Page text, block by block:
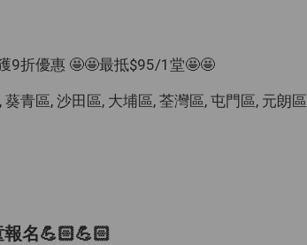
9折優惠 🤩🤩最抵$95/1堂🤩🤩
青區, 沙田區, 大埔區, 荃灣區, 屯門區, 元朗區
名💪🏻💪🏻